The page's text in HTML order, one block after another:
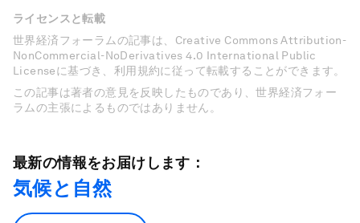
ライセンスと転載
世界経済フォーラムの記事は、Creative Commons Attribution-
NonCommercial-NoDerivatives 4.0 International Public
Licenseに基づき、利用規約に従って転載することができます。
この記事は著者の意見を反映したものであり、世界経済フォー
ラムの主張によるものではありません。
最新の情報をお届けします：
気候と自然